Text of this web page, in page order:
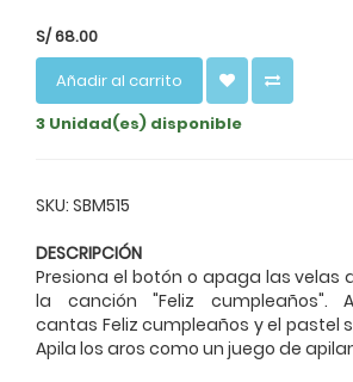
S/68.00
Añadir al carrito
3 Unidad(es) disponible
SKU: SBM515
DESCRIPCIÓN
Presiona el botón o apaga las velas
la canción "Feliz cumpleaños".
cantas Feliz cumpleaños y el pastel
Apila los aros como un juego de